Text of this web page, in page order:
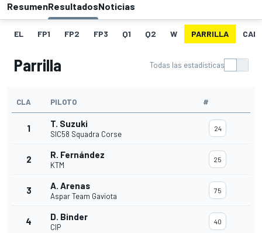
ResumenResultadosNoticias
EL FP1 FP2 FP3 Q1 Q2 W PARRILLA
Parrilla Todas las estadísticas
CLA PILOTO #
1 T. Suzuki
SIC58 Squadra Corse
24
2 R. Fernández
KTM
25
3 A. Arenas
Aspar Team Gaviota
75
4 D. Binder
CIP
40